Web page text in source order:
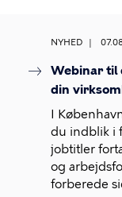
NYHED
Webinar til
din
I
du indblik i
jobtitler
og
forberede